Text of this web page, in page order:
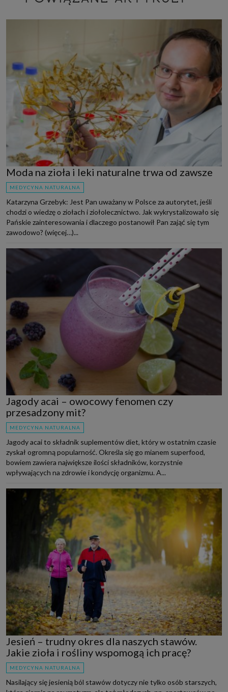
Moda na zioła i leki naturalne trwa od zawsze
MEDYCYNA NATURALNA
Katarzyna Grzebyk: Jest Pan uważany w Polsce za autorytet, jeśli
chodzi o wiedzę o ziołach i ziołolecznictwo. Jak wykrystalizowało się
Pańskie zainteresowania i dlaczego postanowił Pan zająć się tym
zawodowo? (więcej…)...
Jagody acai – owocowy fenomen czy
przesadzony mit?
MEDYCYNA NATURALNA
Jagody acai to składnik suplementów diet, który w ostatnim czasie
zyskał ogromną popularność. Określa się go mianem superfood,
bowiem zawiera największe ilości składników, korzystnie
wpływających na zdrowie i kondycję organizmu. A...
Jesień – trudny okres dla naszych stawów.
Jakie zioła i rośliny wspomogą ich pracę?
MEDYCYNA NATURALNA
Nasilający się jesienią ból stawów dotyczy nie tylko osób starszych,